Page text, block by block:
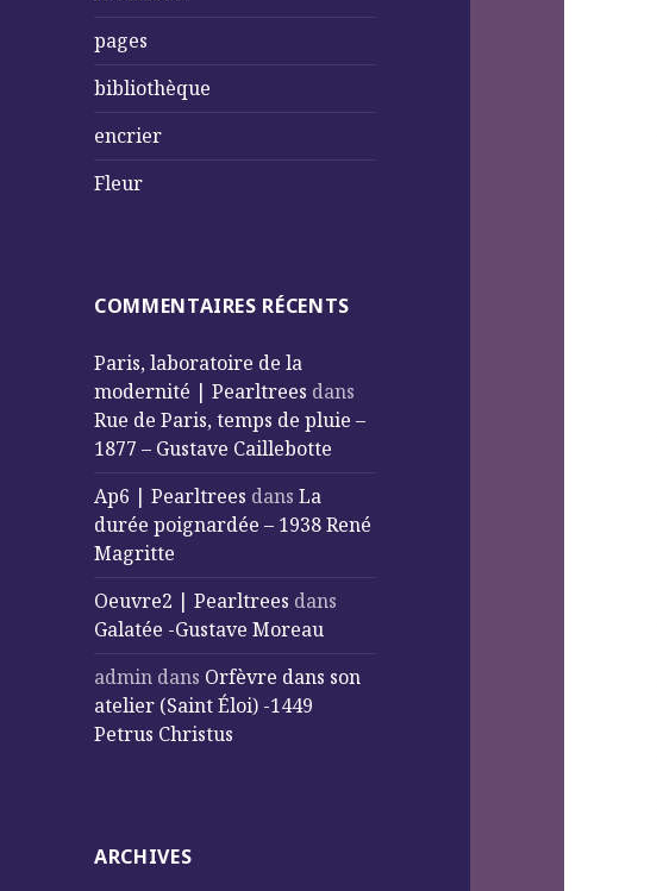
pages
bibliothèque
encrier
Fleur
COMMENTAIRES RÉCENTS
Paris, laboratoire de la
modernité | Pearltrees dans
Rue de Paris, temps de pluie –
1877 – Gustave Caillebotte
Ap6 | Pearltrees dansLa
durée poignardée – 1938 René
Magritte
Oeuvre2 | Pearltrees dans
Galatée -Gustave Moreau
admin dans Orfèvre dans son
atelier (Saint Éloi) -1449
Petrus Christus
ARCHIVES